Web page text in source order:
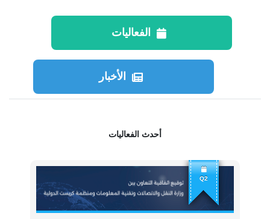
الفعاليات
الأخبار
أحدث الفعاليات